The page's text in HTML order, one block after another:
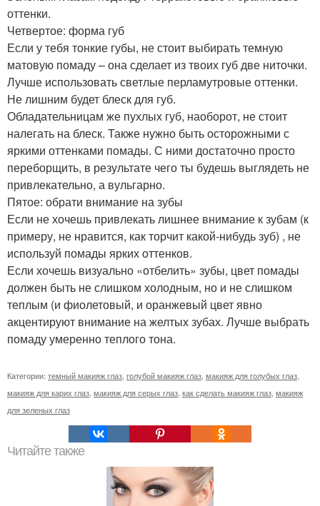
оттенки.
Четвертое: форма губ
Если у тебя тонкие губы, не стоит выбирать темную
матовую помаду – она сделает из твоих губ две ниточки.
Лучше использовать светлые перламутровые оттенки.
Не лишним будет блеск для губ.
Обладательницам же пухлых губ, наоборот, не стоит
налегать на блеск. Также нужно быть осторожными с
яркими оттенками помады. С ними достаточно просто
переборщить, в результате чего ты будешь выглядеть не
привлекательно, а вульгарно.
Пятое: обрати внимание на зубы
Если не хочешь привлекать лишнее внимание к зубам (к
примеру, не нравится, как торчит какой-нибудь зуб) , не
используй помады ярких оттенков.
Если хочешь визуально «отбелить» зубы, цвет помады
должен быть не слишком холодным, но и не слишком
теплым (и фиолетовый, и оранжевый цвет явно
акцентируют внимание на желтых зубах. Лучше выбрать
помаду умеренно теплого тона.
Категории: темный макияж глаз голубой макияж глаз макияж для голубых глаз
макияж для карих глаз макияж для серых глаз как сделать макияж глаз макияж
для зеленых глаз
Читайте также